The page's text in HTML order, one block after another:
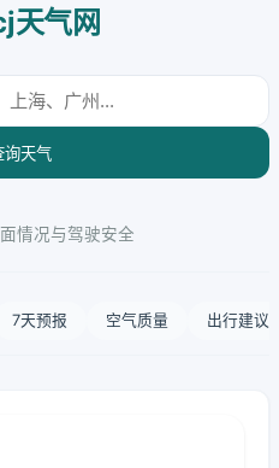
天气网
天气
情况与驾驶安全
7天预报 空气质量 出行建议